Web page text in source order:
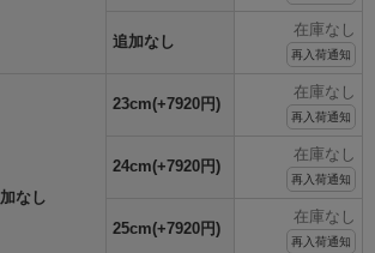
追加なし
在庫なし
再入荷通知
なし
23cm(+7920円)
在庫なし
再入荷通知
24cm(+7920円)
在庫なし
再入荷通知
25cm(+7920円)
在庫なし
再入荷通知